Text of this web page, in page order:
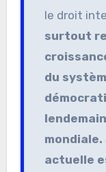
le droit
surtout
du
actuelle